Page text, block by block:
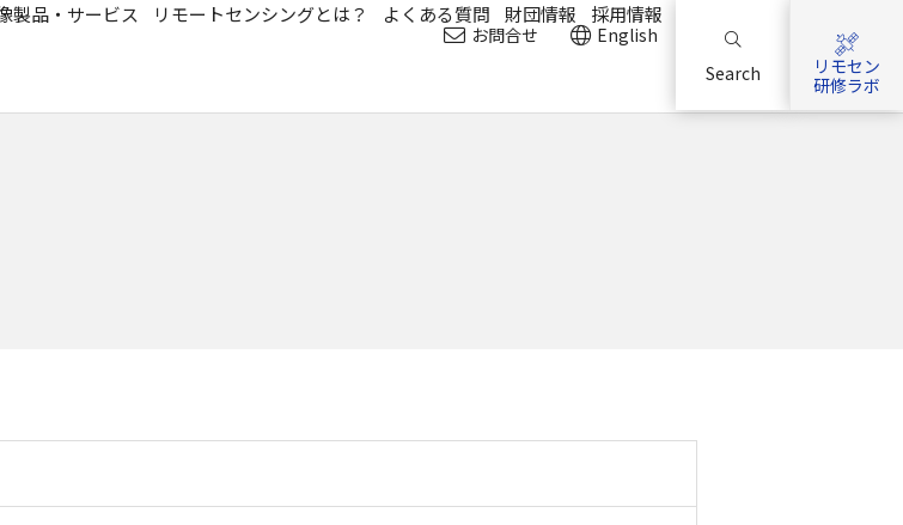
お問合せ English
製品・サービス リモートセンシングとは？ よくある質問 財団情報 採用情報
Search
リモセン
研修ラボ